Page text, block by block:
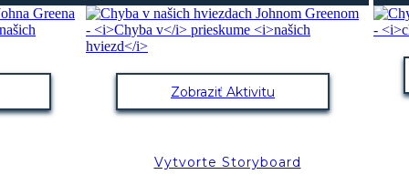
Zobraziť Aktivitu
Vytvorte Storyboard